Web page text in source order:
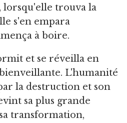
lorsqu'elle trouva la
s'en empara
à boire.
et se réveilla en
L'humanité
la destruction et son
sa plus grande
transformation,